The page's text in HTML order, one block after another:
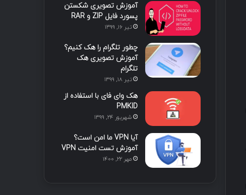
آموزش تصویری شکستن
پسورد فایل ZIP و RAR
تیر ۱۶, ۱۳۹۹
چطور تلگرام را هک کنیم؟
آموزش تصویری هک
تلگرام
تیر ۱۸, ۱۳۹۹
هک وای فای با استفاده از
PMKID
شهریور ۲۴, ۱۳۹۹
آیا VPN ما امن است؟
آموزش تست امنیت VPN
مهر ۲۲, ۱۴۰۰